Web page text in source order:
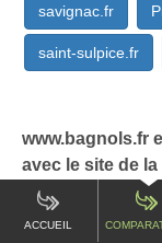
ACCUEIL
savignac.fr
saint-sulpice.fr
www.bagnols.fr
avec le site de